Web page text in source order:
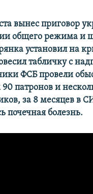
вынес приговор
общего режима и
установил на
табличку с
ФСБ провели
патронов и
за 8 месяцев в
почечная болезнь.